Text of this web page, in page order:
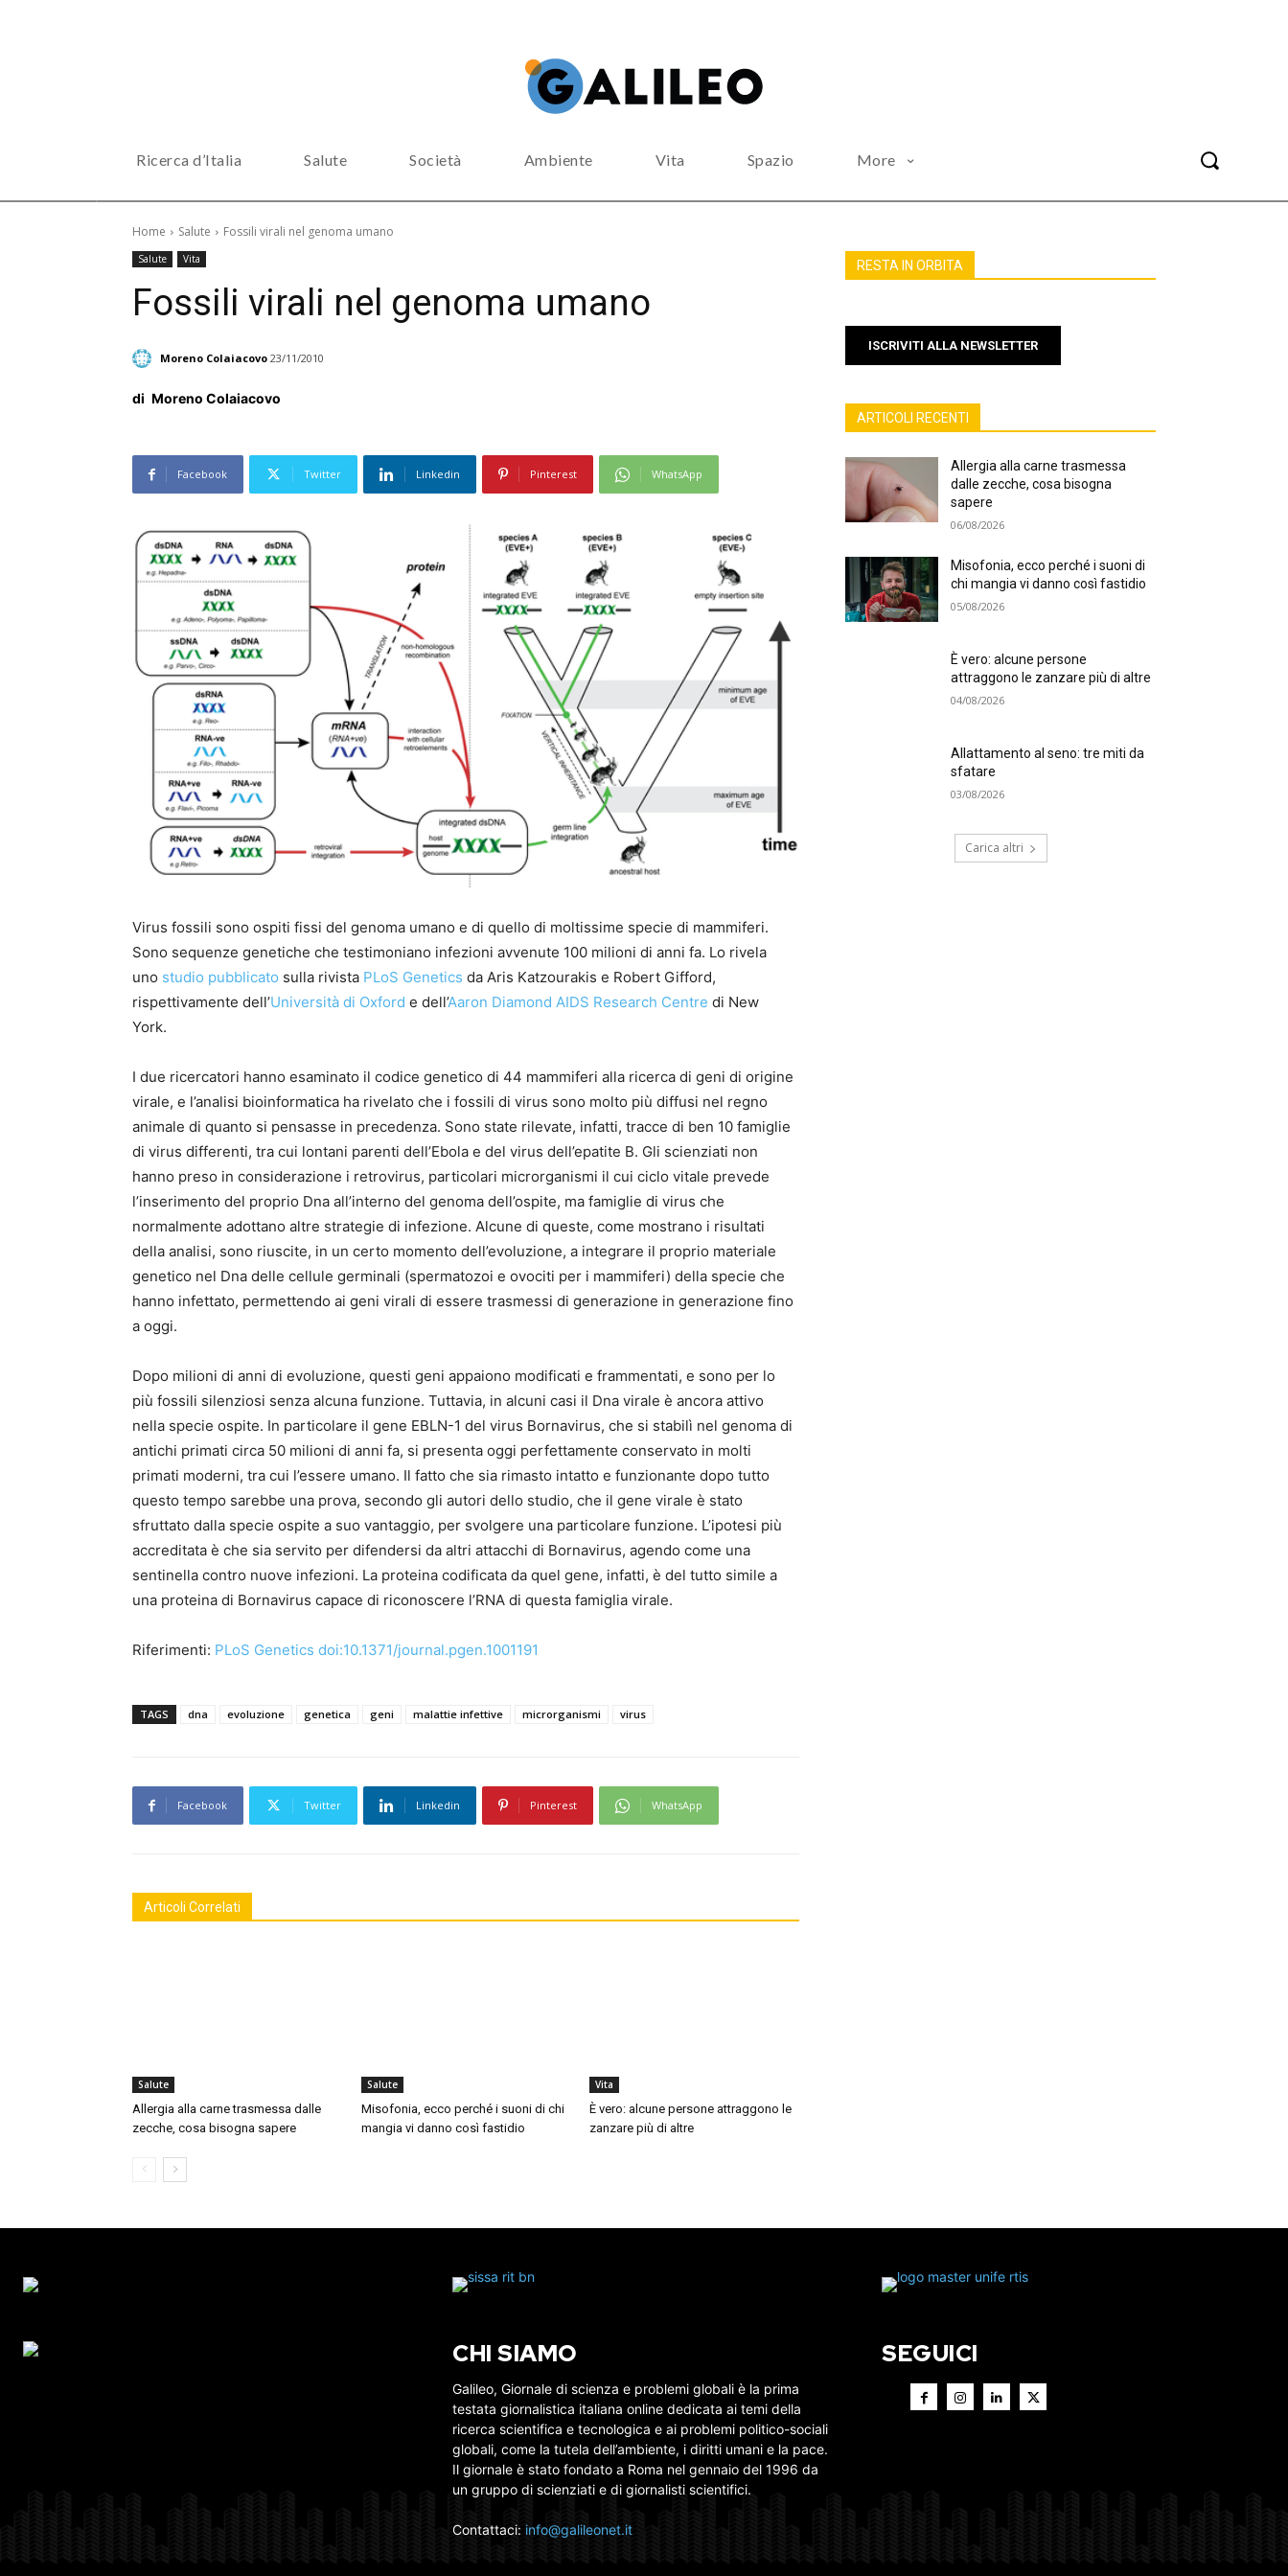
Ricerca d’Italia Salute Società Ambiente Vita Spazio More
Home Salute Fossili virali nel genoma umano
Salute Vita
Fossili virali nel genoma umano
Moreno Colaiacovo 23/11/2010
di Moreno Colaiacovo
Facebook Twitter Linkedin Pinterest WhatsApp
Virus fossili sono ospiti fissi del genoma umano e di quello di moltissime specie di mammiferi.
Sono sequenze genetiche che testimoniano infezioni avvenute 100 milioni di anni fa. Lo rivela
uno studio pubblicato sulla rivista PLoS Genetics da Aris Katzourakis e Robert Gifford,
rispettivamente dell’Università di Oxford e dell’Aaron Diamond AIDS Research Centre di New
York.
I due ricercatori hanno esaminato il codice genetico di 44 mammiferi alla ricerca di geni di origine
virale, e l’analisi bioinformatica ha rivelato che i fossili di virus sono molto più diffusi nel regno
animale di quanto si pensasse in precedenza. Sono state rilevate, infatti, tracce di ben 10 famiglie
di virus differenti, tra cui lontani parenti dell’Ebola e del virus dell’epatite B. Gli scienziati non
hanno preso in considerazione i retrovirus, particolari microrganismi il cui ciclo vitale prevede
l’inserimento del proprio Dna all’interno del genoma dell’ospite, ma famiglie di virus che
normalmente adottano altre strategie di infezione. Alcune di queste, come mostrano i risultati
della analisi, sono riuscite, in un certo momento dell’evoluzione, a integrare il proprio materiale
genetico nel Dna delle cellule germinali (spermatozoi e ovociti per i mammiferi) della specie che
hanno infettato, permettendo ai geni virali di essere trasmessi di generazione in generazione fino
a oggi.
Dopo milioni di anni di evoluzione, questi geni appaiono modificati e frammentati, e sono per lo
più fossili silenziosi senza alcuna funzione. Tuttavia, in alcuni casi il Dna virale è ancora attivo
nella specie ospite. In particolare il gene EBLN-1 del virus Bornavirus, che si stabilì nel genoma di
antichi primati circa 50 milioni di anni fa, si presenta oggi perfettamente conservato in molti
primati moderni, tra cui l’essere umano. Il fatto che sia rimasto intatto e funzionante dopo tutto
questo tempo sarebbe una prova, secondo gli autori dello studio, che il gene virale è stato
sfruttato dalla specie ospite a suo vantaggio, per svolgere una particolare funzione. L’ipotesi più
accreditata è che sia servito per difendersi da altri attacchi di Bornavirus, agendo come una
sentinella contro nuove infezioni. La proteina codificata da quel gene, infatti, è del tutto simile a
una proteina di Bornavirus capace di riconoscere l’RNA di questa famiglia virale.
Riferimenti: PLoS Genetics doi:10.1371/journal.pgen.1001191
TAGS dna evoluzione genetica geni malattie infettive microrganismi virus
Facebook Twitter Linkedin Pinterest WhatsApp
Articoli Correlati
Salute
Allergia alla carne trasmessa dalle
zecche, cosa bisogna sapere
Salute
Misofonia, ecco perché i suoni di chi
mangia vi danno così fastidio
Vita
È vero: alcune persone attraggono le
zanzare più di altre
RESTA IN ORBITA
ISCRIVITI ALLA NEWSLETTER
ARTICOLI RECENTI
Allergia alla carne trasmessa
dalle zecche, cosa bisogna
sapere
06/08/2026
Misofonia, ecco perché i suoni di
chi mangia vi danno così fastidio
05/08/2026
È vero: alcune persone
attraggono le zanzare più di altre
04/08/2026
Allattamento al seno: tre miti da
sfatare
03/08/2026
Carica altri
CHI SIAMO
Galileo, Giornale di scienza e problemi globali è la prima
testata giornalistica italiana online dedicata ai temi della
ricerca scientifica e tecnologica e ai problemi politico-sociali
globali, come la tutela dell’ambiente, i diritti umani e la pace.
Il giornale è stato fondato a Roma nel gennaio del 1996 da
un gruppo di scienziati e di giornalisti scientifici.
Contattaci: info@galileonet.it
SEGUICI